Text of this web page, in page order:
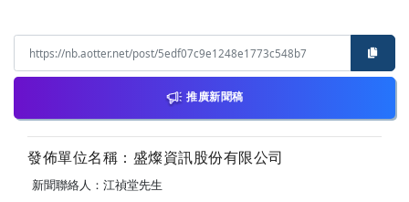
推廣新聞稿
發佈單位名稱：盛燦資訊股份有限公司
新聞聯絡人：江禎堂先生